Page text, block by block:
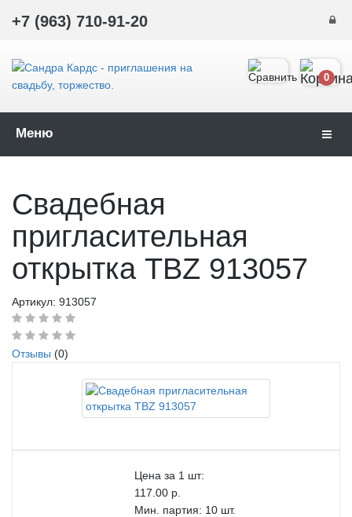
+7 (963) 710-91-20
0
Меню
Свадебная
пригласительная
открытка TBZ 913057
Артикул: 913057
Отзывы (0)
Цена за 1 шт:
117.00 р.
Мин. партия: 10 шт.